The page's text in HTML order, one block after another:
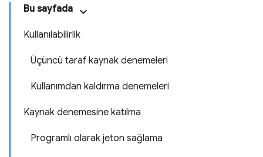
Bu sayfada
Kullanılabilirlik
Üçüncü taraf kaynak denemeleri
Kullanımdan kaldırma denemeleri
Kaynak denemesine katılma
Programlı olarak jeton sağlama